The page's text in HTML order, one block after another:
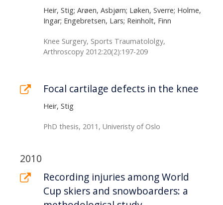
Heir, Stig; Arøen, Asbjørn; Løken, Sverre; Holme,
Ingar; Engebretsen, Lars; Reinholt, Finn
Knee Surgery, Sports Traumatololgy,
Arthroscopy 2012:20(2):197-209
Focal cartilage defects in the knee
Heir, Stig
PhD thesis, 2011, Univeristy of Oslo
2010
Recording injuries among World
Cup skiers and snowboarders: a